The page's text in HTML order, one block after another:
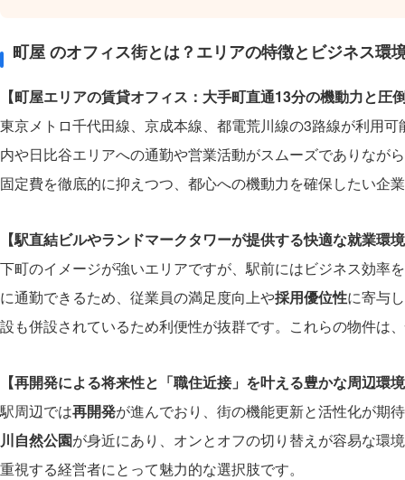
町屋 のオフィス街とは？エリアの特徴とビジネス環
【町屋エリアの賃貸オフィス：大手町直通13分の機動力と圧
東京メトロ千代田線、京成本線、都電荒川線の3路線が利用可
内や日比谷エリアへの通勤や営業活動がスムーズでありなが
固定費を徹底的に抑えつつ、都心への機動力を確保したい企
【駅直結ビルやランドマークタワーが提供する快適な就業環
下町のイメージが強いエリアですが、駅前にはビジネス効率
に通勤できるため、従業員の満足度向上や採用優位性に寄与
設も併設されているため利便性が抜群です。これらの物件は
【再開発による将来性と「職住近接」を叶える豊かな周辺環
駅周辺では再開発が進んでおり、街の機能更新と活性化が期
川自然公園が身近にあり、オンとオフの切り替えが容易な環
重視する経営者にとって魅力的な選択肢です。